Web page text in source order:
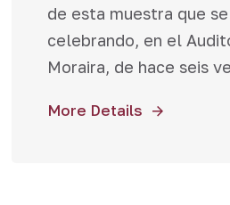
de esta muestra que
celebrando, en el
Moraira, de hace seis
More Details